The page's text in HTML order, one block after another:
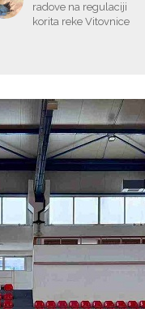
radove na regulaciji
korita reke Vitovnice